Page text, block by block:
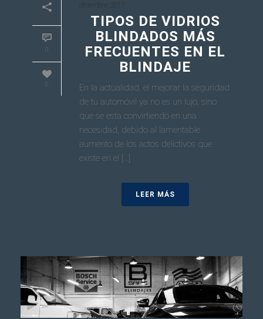
0
0
diciembre, 2017
TIPOS DE VIDRIOS
BLINDADOS MÁS
FRECUENTES EN EL
BLINDAJE
En la actualidad, el mejorar la seguridad
de tu automóvil ya no es un lujo, sino
que se esta convirtiendo en una
necesidad, debido al lamentable
aumento de los actos delictivos que
existe en el [...]
LEER MÁS